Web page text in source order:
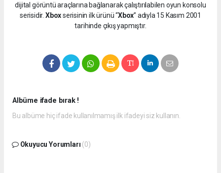
dijital görüntü araçlarına bağlanarak çalıştırılabilen oyun konsolu
serisidir. Xboxserisinin ilk ürünü “Xbox” adıyla 15 Kasım 2001
tarihinde çıkış yapmıştır.
Albüme ifade bırak !
Bu albüme hiç ifade kullanılmamış ilk ifadeyi siz kullanın.
Okuyucu Yorumları (0)